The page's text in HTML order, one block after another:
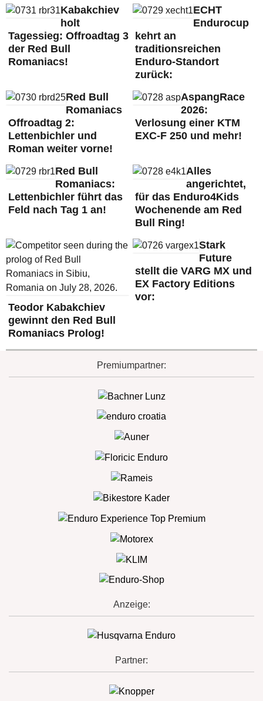
Kabakchiev
holt
Tagessieg: Offroadtag 3
der Red Bull
Romaniacs!
ECHT
Endurocup
kehrt an
traditionsreichen
Enduro-Standort
zurück:
Red Bull
Romaniacs
Offroadtag 2:
Lettenbichler und
Roman weiter vorne!
AspangRace
2026:
Verlosung einer KTM
EXC-F 250 und mehr!
Red Bull
Romaniacs:
Lettenbichler führt das
Feld nach Tag 1 an!
Alles
angerichtet,
für das Enduro4Kids
Wochenende am Red
Bull Ring!
Teodor Kabakchiev
gewinnt den Red Bull
Romaniacs Prolog!
Stark
Future
stellt die VARG MX und
EX Factory Editions
vor:
Premiumpartner:
Anzeige:
Partner: